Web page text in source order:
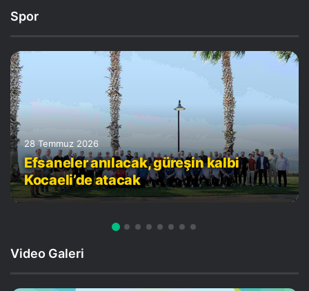
Spor
28 Temmuz 2026
Efsaneler anılacak, güreşin kalbi
Kocaeli’de atacak
Video Galeri